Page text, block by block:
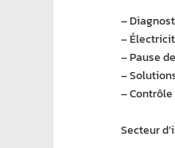
–
–
– Pause
–
–
Secteur